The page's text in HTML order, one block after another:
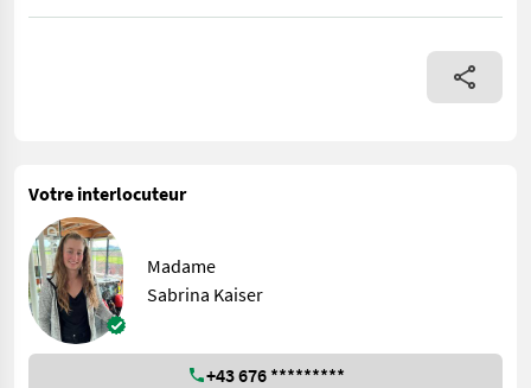
Votre interlocuteur
Madame
Sabrina Kaiser
+43 676 *********